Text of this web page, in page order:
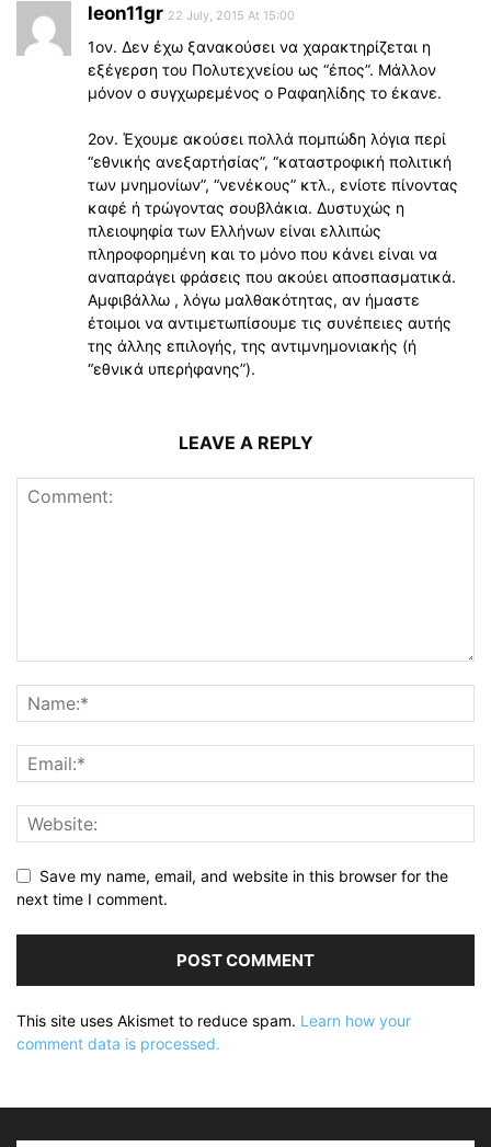
leon11gr 22 July, 2015 At 15:00
1ον. Δεν έχω ξανακούσει να χαρακτηρίζεται η
εξέγερση του Πολυτεχνείου ως “έπος”. Μάλλον
μόνον ο συγχωρεμένος ο Ραφαηλίδης το έκανε.
2ον. Έχουμε ακούσει πολλά πομπώδη λόγια περί
“εθνικής ανεξαρτήσίας”, “καταστροφική πολιτική
των μνημονίων”, “νενέκους” κτλ., ενίοτε πίνοντας
καφέ ή τρώγοντας σουβλάκια. Δυστυχώς η
πλειοψηφία των Ελλήνων είναι ελλιπώς
πληροφορημένη και το μόνο που κάνει είναι να
αναπαράγει φράσεις που ακούει αποσπασματικά.
Αμφιβάλλω , λόγω μαλθακότητας, αν ήμαστε
έτοιμοι να αντιμετωπίσουμε τις συνέπειες αυτής
της άλλης επιλογής, της αντιμνημονιακής (ή
“εθνικά υπερήφανης”).
LEAVE A REPLY
Save my name, email, and website in this browser for the
next time I comment.
This site uses Akismet to reduce spam. Learn how your
comment data is processed.